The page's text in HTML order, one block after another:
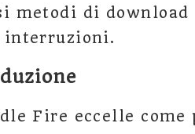
metodi di download
interruzioni.
Fire eccelle